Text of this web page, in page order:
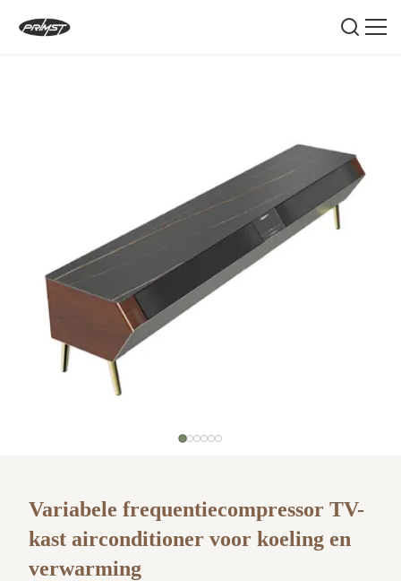
Variabele frequentiecompressor TV-
kast airconditioner voor koeling en
verwarming